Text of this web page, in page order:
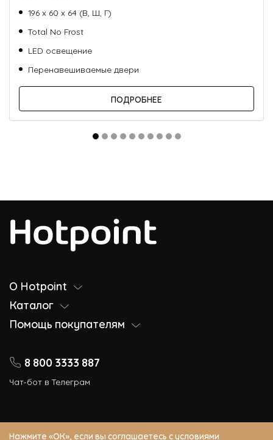
196 х 60 х 64 (В, Ш, Г)
Total No Frost
LED освещение
Перенавешиваемые двери
ПОДРОБНЕЕ
О Hotpoint
Каталог
Помощь покупателям
8 800 3333 887
Чат-бот в Телеграм
Нажмите «ОК», если вы соглашаетесь сусловиями